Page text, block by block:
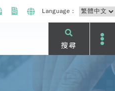
Language：
搜尋